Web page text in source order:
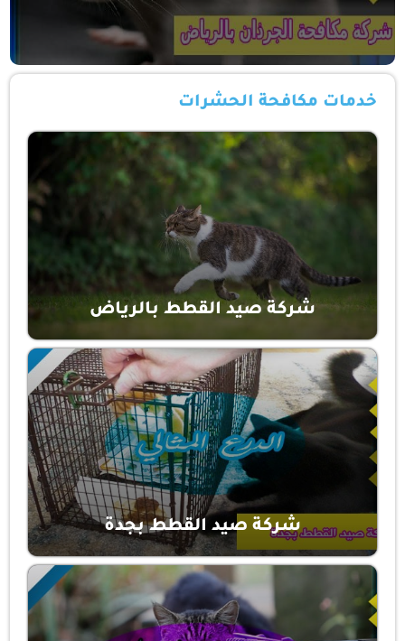
خدمات مكافحة الحشرات
شركة صيد القطط بالرياض
شركة صيد القطط بجدة